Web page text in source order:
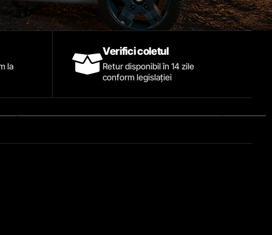
la
Verifici coletul
Retur disponibil în 14 zile
conform legislației